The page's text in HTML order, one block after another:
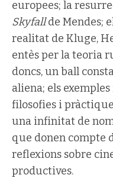
europees; la
Skyfallde Mendes;
realitat de Kluge,
entès per la teoria
doncs, un ball
aliena; els
filosofies i
una infinitat de
que donen compte
reflexions sobre
productives.